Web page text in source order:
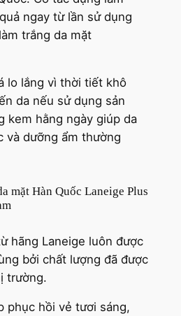
ngay từ lần sử dụng
trắng da mặt
lo lắng vì thời tiết khô
da nếu sử dụng sản
kem hằng ngày giúp da
và dưỡng ẩm thường
mặt Hàn Quốc Laneige Plus
hãng Laneige luôn được
bởi chất lượng đã được
trường.
phục hồi vẻ tươi sáng,